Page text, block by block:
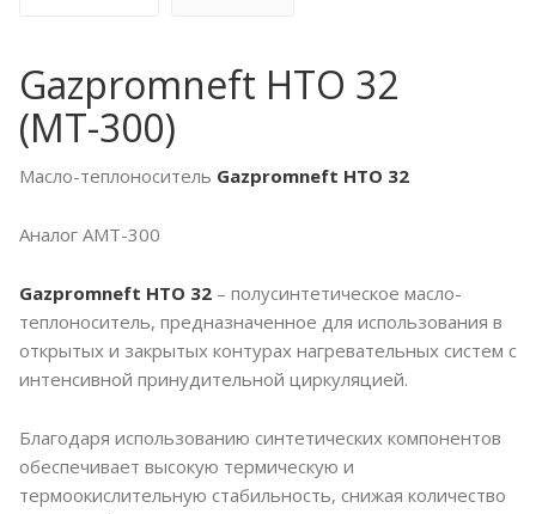
Gazpromneft HTO 32
(МТ-300)
Масло-теплоноситель Gazpromneft HTO 32
Аналог АМТ-300
Gazpromneft HTO 32 – полусинтетическое масло-
теплоноситель, предназначенное для использования в
открытых и закрытых контурах нагревательных систем с
интенсивной принудительной циркуляцией.
Благодаря использованию синтетических компонентов
обеспечивает высокую термическую и
термоокислительную стабильность, снижая количество